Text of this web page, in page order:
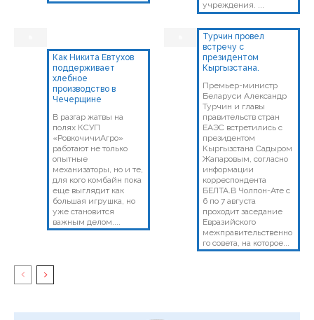
Как Никита Евтухов
поддерживает
хлебное
производство в
Чечерщине
В разгар жатвы на
полях КСУП
«РовкочичиАгро»
работают не только
опытные
механизаторы, но и те,
для кого комбайн пока
еще выглядит как
большая игрушка, но
уже становится
важным делом....
Турчин провел
встречу с
президентом
Кыргызстана.
Премьер-министр
Беларуси Александр
Турчин и главы
правительств стран
ЕАЭС встретились с
президентом
Кыргызстана Садыром
Жапаровым, согласно
информации
корреспондента
БЕЛТА.В Чолпон-Ате с
6 по 7 августа
проходит заседание
Евразийского
межправительственно
го совета, на которое...